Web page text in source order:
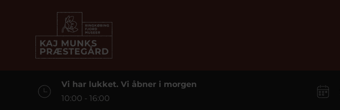
Vi har lukket. Vi åbner i morgen
10:00 - 16:00